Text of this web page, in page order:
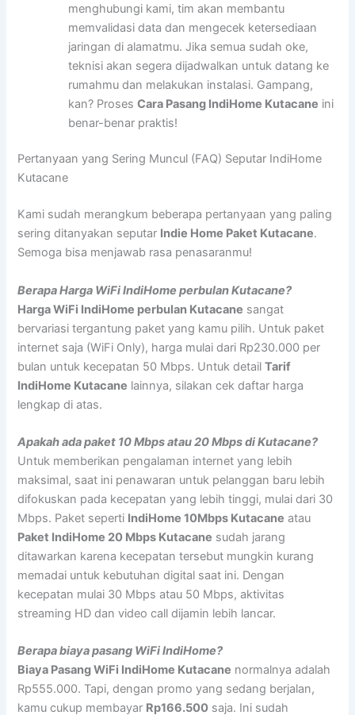
menghubungi kami, tim akan membantu
memvalidasi data dan mengecek ketersediaan
jaringan di alamatmu. Jika semua sudah oke,
teknisi akan segera dijadwalkan untuk datang ke
rumahmu dan melakukan instalasi. Gampang,
kan? ProsesCara Pasang IndiHome Kutacane ini
benar-benar praktis!
Pertanyaan yang Sering Muncul (FAQ) Seputar IndiHome
Kutacane
Kami sudah merangkum beberapa pertanyaan yang paling
sering ditanyakan seputar Indie Home Paket Kutacane.
Semoga bisa menjawab rasa penasaranmu!
Berapa Harga WiFi IndiHome perbulan Kutacane?
Harga WiFi IndiHome perbulan Kutacane sangat
bervariasi tergantung paket yang kamu pilih. Untuk paket
internet saja (WiFi Only), harga mulai dari Rp230.000 per
bulan untuk kecepatan 50 Mbps. Untuk detailTarif
IndiHome Kutacane lainnya, silakan cek daftar harga
lengkap di atas.
Apakah ada paket 10 Mbps atau 20 Mbps di Kutacane?
Untuk memberikan pengalaman internet yang lebih
maksimal, saat ini penawaran untuk pelanggan baru lebih
difokuskan pada kecepatan yang lebih tinggi, mulai dari 30
Mbps. Paket seperti IndiHome 10Mbps Kutacane atau
Paket IndiHome 20 Mbps Kutacane sudah jarang
ditawarkan karena kecepatan tersebut mungkin kurang
memadai untuk kebutuhan digital saat ini. Dengan
kecepatan mulai 30 Mbps atau 50 Mbps, aktivitas
streaming HD dan video call dijamin lebih lancar.
Berapa biaya pasang WiFi IndiHome?
Biaya Pasang WiFi IndiHome Kutacane normalnya adalah
Rp555.000. Tapi, dengan promo yang sedang berjalan,
kamu cukup membayar Rp166.500 saja. Ini sudah